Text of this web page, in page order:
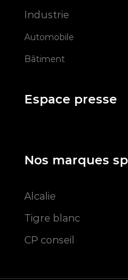
Industrie
Automobile
Bâtiment
Espace presse
Nos marques
Alcalie
Tigre blanc
CP conseil